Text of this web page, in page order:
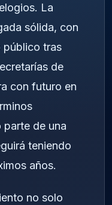
La
sólida, con
público tras
de
con futuro en
de una
teniendo
años.
no solo